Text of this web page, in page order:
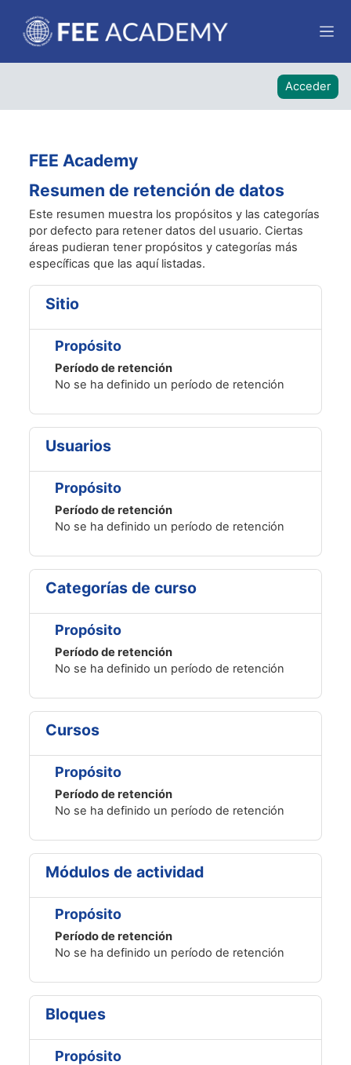
Acceder
FEE Academy
Resumen de retención de datos
Este resumen muestra los propósitos y las categorías
por defecto para retener datos del usuario. Ciertas
áreas pudieran tener propósitos y categorías más
específicas que las aquí listadas.
Sitio
Propósito
Período de retención
No se ha definido un período de retención
Usuarios
Propósito
Período de retención
No se ha definido un período de retención
Categorías de curso
Propósito
Período de retención
No se ha definido un período de retención
Cursos
Propósito
Período de retención
No se ha definido un período de retención
Módulos de actividad
Propósito
Período de retención
No se ha definido un período de retención
Bloques
Propósito